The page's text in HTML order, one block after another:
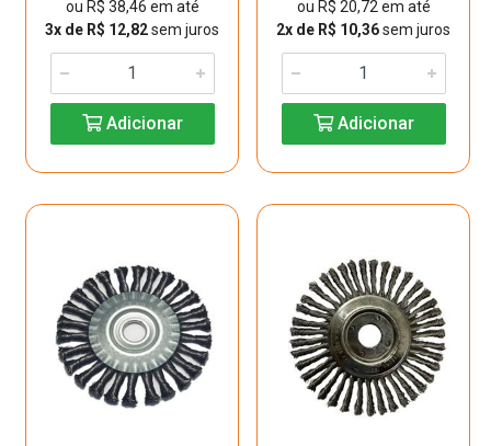
ou R$ 38,46 em até
3x de R$ 12,82sem juros
Adicionar
ou R$ 20,72 em até
2x de R$ 10,36sem juros
Adicionar